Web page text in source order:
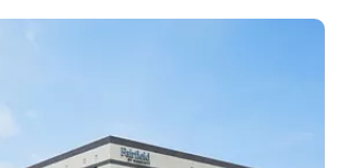
奈良の遺産や名所からも近いことから観光ア